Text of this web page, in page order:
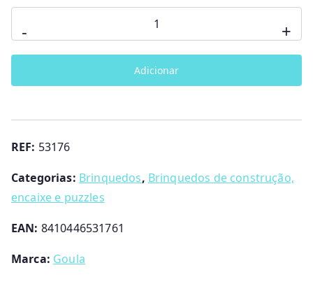
-
de
Puzzle
+
Adicionar
REF: 53176
Categorias: Brinquedos, Brinquedos de construção,
encaixe e puzzles
EAN: 8410446531761
Marca: Goula